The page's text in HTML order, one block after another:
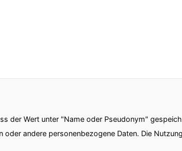
der Wert unter "Name oder Pseudonym"
andere personenbezogene Daten. Die